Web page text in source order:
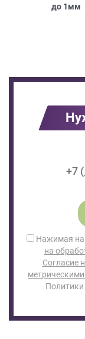
до 1мм
Нажимая на
на
Согласие